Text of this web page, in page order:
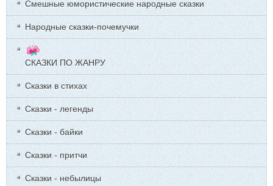
Смешные юмористические народные сказки
Народные сказки-почемучки
СКАЗКИ ПО ЖАНРУ
Сказки в стихах
Сказки - легенды
Сказки - байки
Сказки - притчи
Сказки - небылицы